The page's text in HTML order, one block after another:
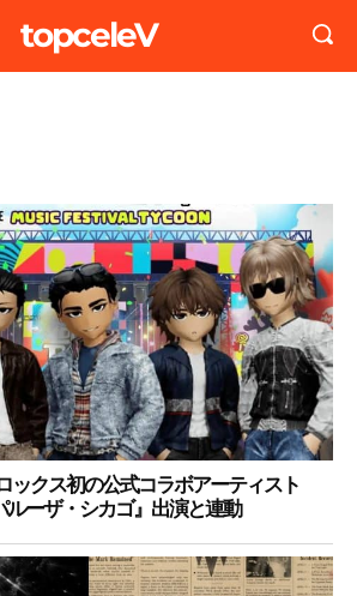
topceleV
ックス初の公式コラボアーティスト
ーザ・シカゴ』出演と連動